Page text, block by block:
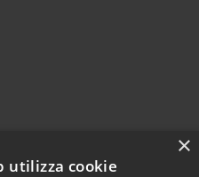
×
utilizza cookie